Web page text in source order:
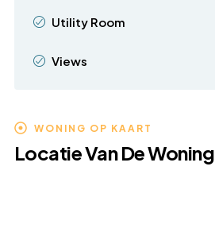
Utility Room
Views
WONING OP KAART
Locatie Van De Woning